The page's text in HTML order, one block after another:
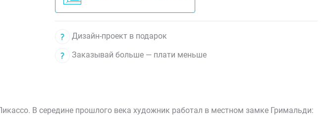
Дизайн-проект в подарок
Заказывай больше — плати меньше
В середине прошлого века художник работал в местном замке Гримальди: